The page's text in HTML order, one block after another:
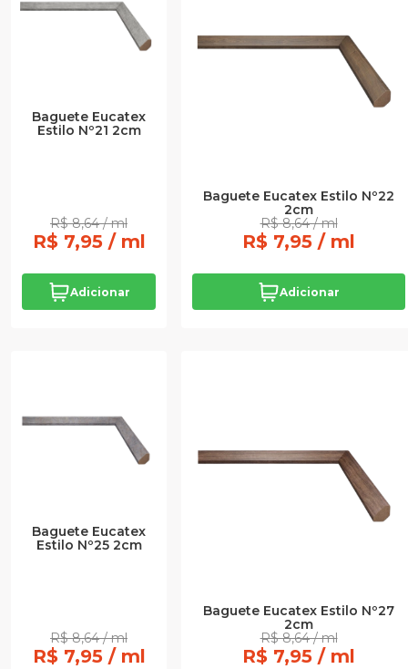
Baguete Eucatex
Estilo Nº21 2cm
R$ 8,64 / ml
R$ 7,95 / ml
Adicionar
Baguete Eucatex Estilo Nº22
2cm
R$ 8,64 / ml
R$ 7,95 / ml
Adicionar
Baguete Eucatex
Estilo Nº25 2cm
R$ 8,64 / ml
R$ 7,95 / ml
Baguete Eucatex Estilo Nº27
2cm
R$ 8,64 / ml
R$ 7,95 / ml